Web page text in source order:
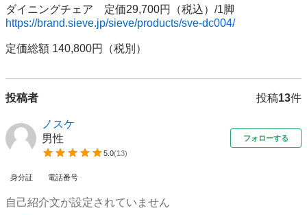
https://brand.sieve.jp/sieve/products/sve-dc004/
定価総額 140,800円（税別）
投稿者 投稿13件
ノスケ
男性
5.0(13)
フォローする
身分証 電話番号
自己紹介文が設定されていません